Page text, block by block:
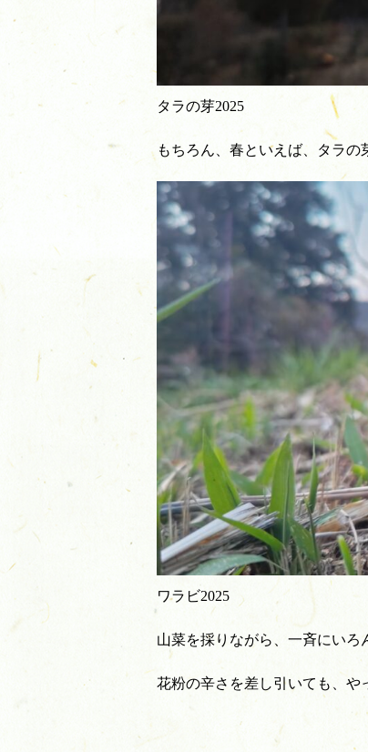
タラの芽2025
もちろん、春といえば、タラの
ワラビ2025
山菜を採りながら、一斉にい
花粉の辛さを差し引いても、や